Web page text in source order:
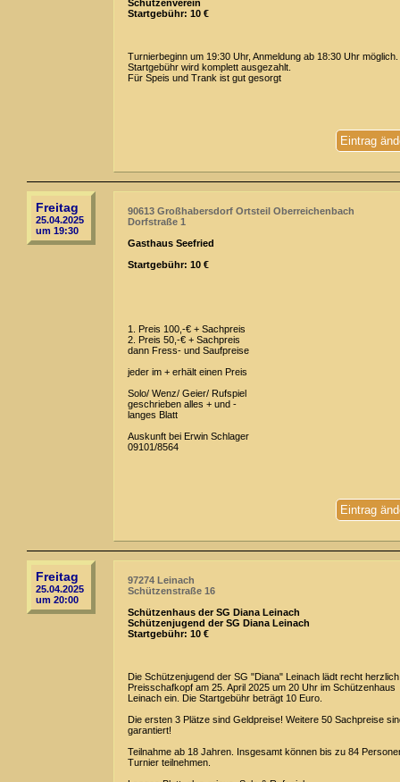
Schützenverein
Startgebühr: 10 €
Turnierbeginn um 19:30 Uhr, Anmeldung ab 18:30 Uhr möglich.
Startgebühr wird komplett ausgezahlt.
Für Speis und Trank ist gut gesorgt
Eintrag
Freitag
25.04.2025
um 19:30
90613 Großhabersdorf Ortsteil Oberreichenbach
Dorfstraße 1
Gasthaus Seefried
Startgebühr: 10 €
1. Preis 100,-€ + Sachpreis
2. Preis 50,-€ + Sachpreis
dann Fress- und Saufpreise
jeder im + erhält einen Preis
Solo/ Wenz/ Geier/ Rufspiel
geschrieben alles + und -
langes Blatt
Auskunft bei Erwin Schlager
09101/8564
Eintrag
Freitag
25.04.2025
um 20:00
97274 Leinach
Schützenstraße 16
Schützenhaus der SG Diana Leinach
Schützenjugend der SG Diana Leinach
Startgebühr: 10 €
Die Schützenjugend der SG "Diana" Leinach lädt recht
Preisschafkopf am 25. April 2025 um 20 Uhr im Schützenhaus
Leinach ein. Die Startgebühr beträgt 10 Euro.
Die ersten 3 Plätze sind Geldpreise! Weitere 50 Sachpreise
garantiert!
Teilnahme ab 18 Jahren. Insgesamt können bis zu 84
Turnier teilnehmen.